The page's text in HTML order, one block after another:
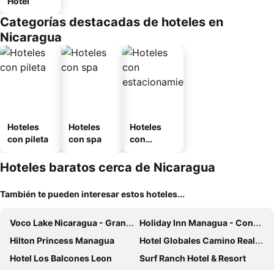
Categorías destacadas de hoteles en
Nicaragua
Hoteles
con pileta
Hoteles
con spa
Hoteles
con
miento
Hoteles baratos cerca de Nicaragua
También te pueden interesar estos hoteles...
Voco Lake Nicaragua - Granada By Ihg
Holiday Inn Managua - Convention Center By Ihg
Hilton Princess Managua
Hotel Globales Camino Real Managua
Hotel Los Balcones Leon
Surf Ranch Hotel & Resort